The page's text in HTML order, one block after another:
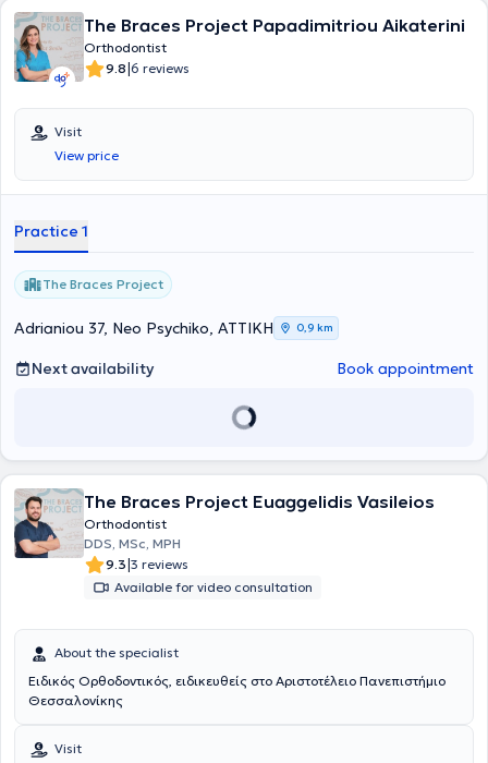
The Braces Project Papadimitriou Aikaterini
Orthodontist
9.8|6 reviews
Visit
View price
Practice 1
The Braces Project
Adrianiou 37, Neo Psychiko, ΑΤΤΙΚΗ 0,9 km
Next availability Book appointment
The Braces Project Euaggelidis Vasileios
Orthodontist
DDS, MSc, MPH
9.3|3 reviews
Available for video consultation
About the specialist
Ειδικός Ορθοδοντικός, ειδικευθείς στο Αριστοτέλειο Πανεπιστήμιο
Θεσσαλονίκης
Visit